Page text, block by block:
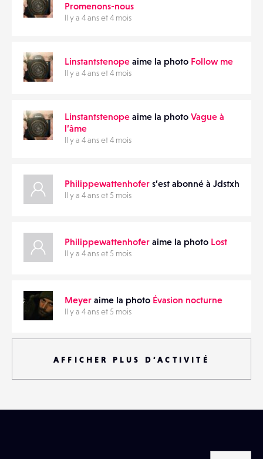
Promenons-nous
Il y a 4 ans et 4 mois
Linstantstenope aime la photo Follow me
Il y a 4 ans et 4 mois
Linstantstenope aime la photo Vague à
l’âme
Il y a 4 ans et 4 mois
Philippewattenhofer s’est abonné à Jdstxh
Il y a 4 ans et 5 mois
Philippewattenhofer aime la photo Lost
Il y a 4 ans et 5 mois
Meyer aime la photo Évasion nocturne
Il y a 4 ans et 5 mois
AFFICHER PLUS D’ACTIVITÉ